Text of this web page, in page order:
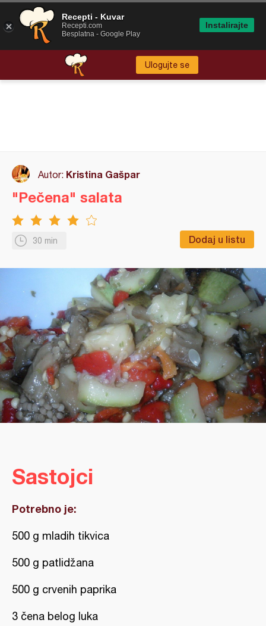
Ulogujte se
Autor: Kristina Gašpar
30 min Dodaj u listu
"Pečena" salata
Sastojci
Potrebno je:
500 g mladih tikvica
500 g patlidžana
500 g crvenih paprika
3 čena belog luka
Recepti - Kuvar
Recepti.com
Besplatna - Google Play
Instalirajte